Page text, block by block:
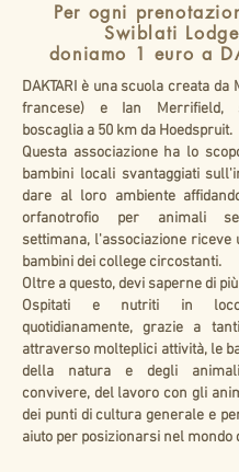
Per ogni
Swiblati
doniamo 1 euro a
DAKTARI è una scuola creata da
francese) e Ian Merrifield,
boscaglia a 50 km da Hoedspruit.
Questa associazione ha lo
bambini locali svantaggiati
dare al loro ambiente
orfanotrofio per animali
settimana, l'associazione riceve
bambini dei college circostanti.
Oltre a questo, devi saperne di
Ospitati e nutriti in
quotidianamente, grazie a
attraverso molteplici attività, le
della natura e degli
convivere, del lavoro con gli
dei punti di cultura generale e
aiuto per posizionarsi nel mondo